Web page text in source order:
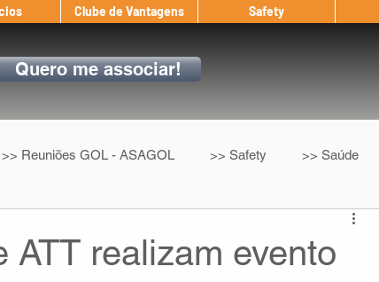
Clube de Vantagens Safety
Quero me associar!
>> Reuniões GOL - ASAGOL >> Safety >> Saúde
After Landing
ATT realizam evento